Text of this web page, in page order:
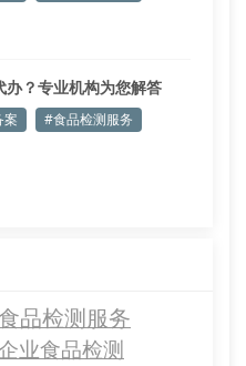
？专业机构为您解答
案 #食品检测服务
食品检测服务
业食品检测